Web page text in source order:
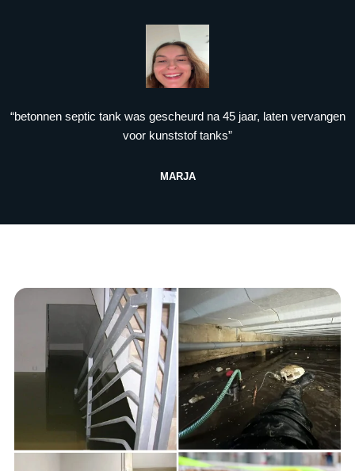
“betonnen septic tank was gescheurd na 45 jaar, laten vervangen
voor kunststof tanks”
MARJA